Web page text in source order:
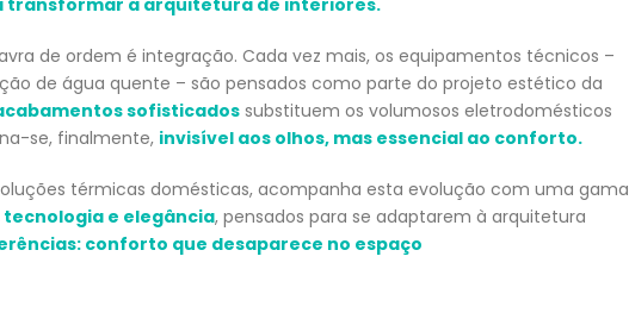
de ordem é integração. Cada vez mais, os equipamentos técnicos –
de água quente – são pensados como parte do projeto estético da
sofisticados substituem os volumosos eletrodomésticos
se, finalmente, invisível aos olhos, mas essencial ao conforto.
térmicas domésticas, acompanha esta evolução com uma gama
tecnologia e elegância, pensados para se adaptarem à arquitetura
conforto que desaparece no espaço